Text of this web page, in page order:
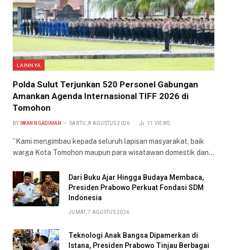
LAINNYA
​Polda Sulut Terjunkan 520 Personel Gabungan
Amankan Agenda Internasional TIFF 2026 di
Tomohon
BY IWAN NGADIMAN SABTU, 8 AGUSTUS 2026 11 VIEWS
​”Kami mengimbau kepada seluruh lapisan masyarakat, baik
warga Kota Tomohon maupun para wisatawan domestik dan…
Dari Buku Ajar Hingga Budaya Membaca,
Presiden Prabowo Perkuat Fondasi SDM
Indonesia
JUMAT, 7 AGUSTUS 2026
Teknologi Anak Bangsa Dipamerkan di
Istana, Presiden Prabowo Tinjau Berbagai